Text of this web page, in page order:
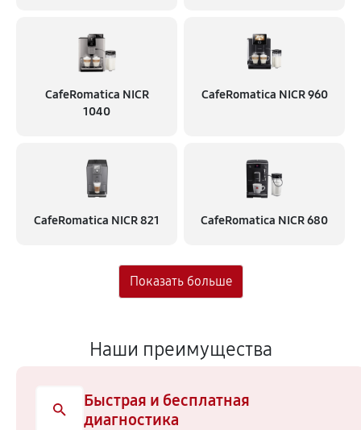
CafeRomatica NICR
1040
CafeRomatica NICR 960
CafeRomatica NICR 821 CafeRomatica NICR 680
Наши преимущества
Быстрая и бесплатная
диагностика